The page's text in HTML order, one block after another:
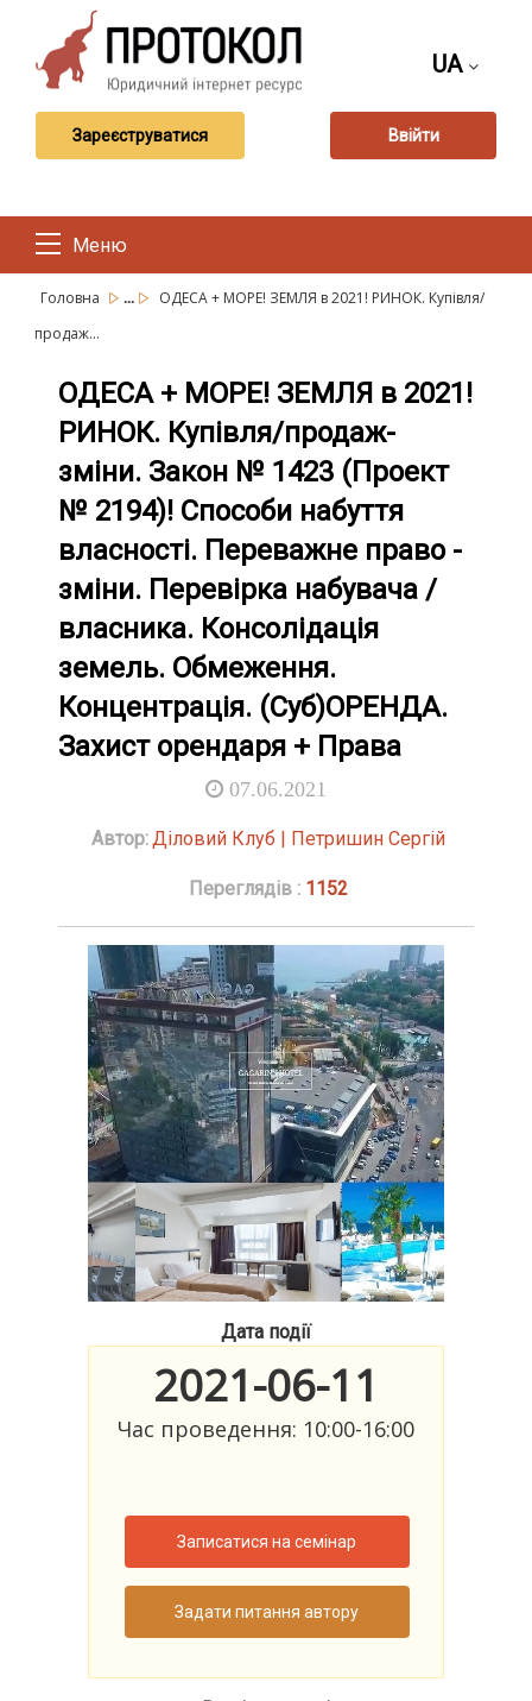
UA
Зареєструватися Ввійти
Меню
Головна ...
ОДЕСА + МОРЕ! ЗЕМЛЯ в 2021! РИНОК. Купівля/
продаж...
ОДЕСА + МОРЕ! ЗЕМЛЯ в 2021!
РИНОК. Купівля/продаж-
зміни. Закон № 1423 (Проект
№ 2194)! Способи набуття
власності. Переважне право -
зміни. Перевірка набувача /
власника. Консолідація
земель. Обмеження.
Концентрація. (Суб)ОРЕНДА.
Захист орендаря + Права
07.06.2021
Автор:Діловий Клуб | Петришин Сергій
Переглядів : 1152
Дата події
2021-06-11
Час проведення: 10:00-16:00
Записатися на семінар
Задати питання автору